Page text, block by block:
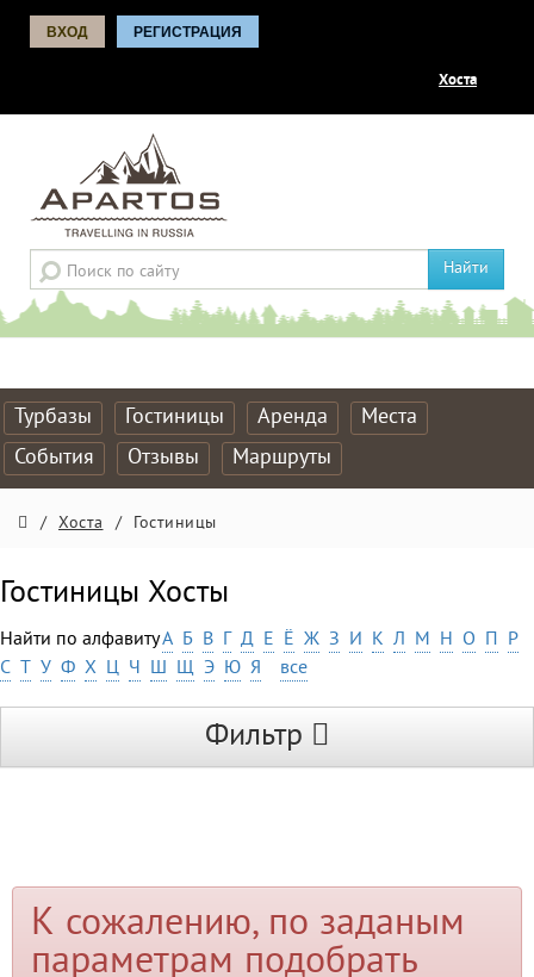
ВХОД РЕГИСТРАЦИЯ
Хоста
Найти
Турбазы Гостиницы Аренда
Места
События
Отзывы Маршруты
/ Хоста / Гостиницы
Гостиницы Хосты
Найти по алфавитуА Б В Г Д Е Ё Ж З И К Л М Н О П Р
С Т У Ф Х Ц Ч Ш Щ Э Ю Я все
Фильтр
К сожалению, по заданым
параметрам подобрать